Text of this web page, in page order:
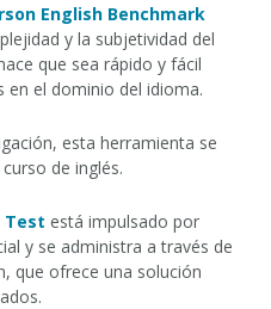
English Benchmark
y la subjetividad del
que sea rápido y fácil
en el dominio del idioma.
esta herramienta se
de inglés.
Test está impulsado por
y se administra a través de
que ofrece una solución